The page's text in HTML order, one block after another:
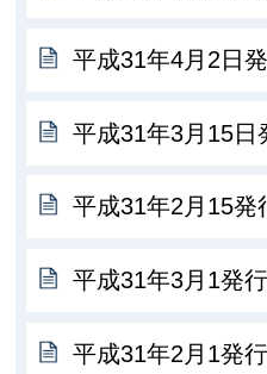
平成31年4月2日
平成31年3月15日
平成31年2月15発
平成31年3月1発
平成31年2月1発